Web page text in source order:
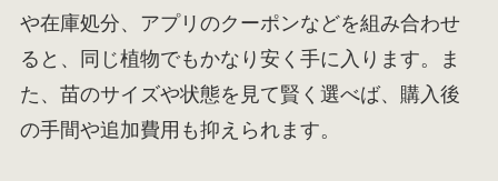
や在庫処分、アプリのクーポンなどを組み合わせ
ると、同じ植物でもかなり安く手に入ります。ま
た、苗のサイズや状態を見て賢く選べば、購入後
の手間や追加費用も抑えられます。